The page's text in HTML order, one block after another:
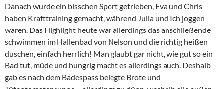
Danach wurde ein bisschen Sport getrieben, Eva und Chris
haben Krafttraining gemacht, während Julia und Ich joggen
waren. Das Highlight heute war allerdings das anschließende
schwimmen im Hallenbad von Nelson und die richtig heißen
duschen, einfach herrlich! Man glaubt gar nicht, wie gut so ein
Bad tut, müde und hungrig macht es allerdings auch. Deshalb
gab es nach dem Badespass belegte Brote und